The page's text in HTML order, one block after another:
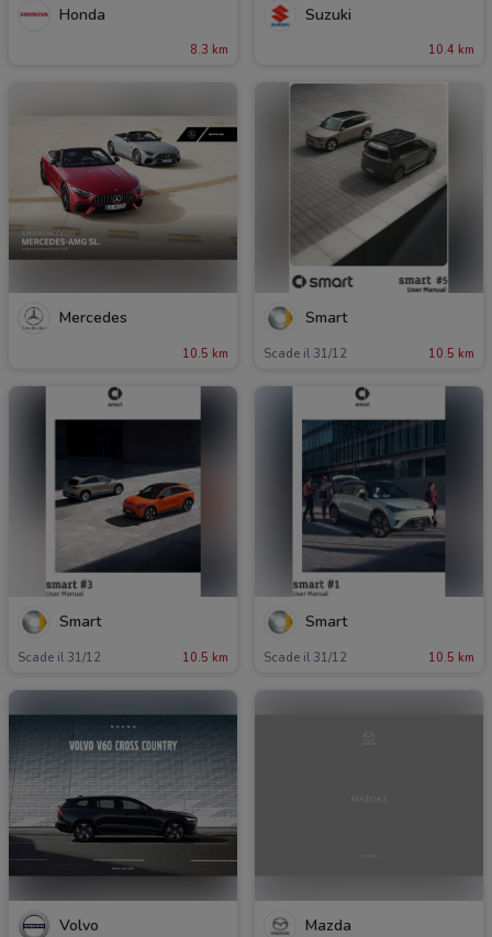
Honda
8.3 km
Suzuki
10.4 km
Mercedes
10.5 km
Smart
Scade il 31/12 10.5 km
Smart
Scade il 31/12 10.5 km
Smart
Scade il 31/12 10.5 km
Volvo Mazda